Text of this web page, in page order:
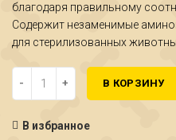
благодаря правильному
Содержит незаменимые
для стерилизованных
В КОРЗИНУ
В избранное